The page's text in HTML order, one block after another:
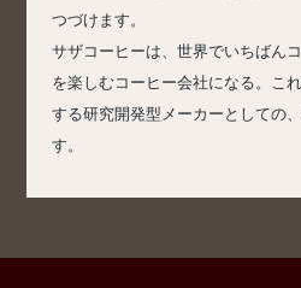
つづけます。
サザコーヒーは、世界でいちばん
を楽しむコーヒー会社になる。こ
する研究開発型メーカーとしての
す。